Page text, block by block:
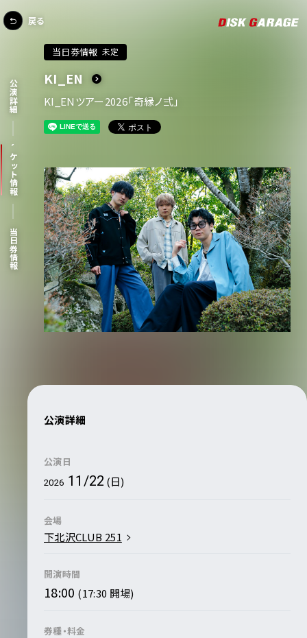
公演詳細
チケット情報
当日券情報
当日券情報 未定
KI_EN
KI_ENツアー2026「奇縁ノ弍」
公演詳細
公演日
2026 11/22 (日)
会場
下北沢CLUB 251
開演時間
18:00 (17:30 開場)
券種・料金
戻る